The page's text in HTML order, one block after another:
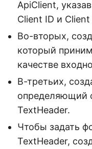
ApiClient,
Client ID и
Во-вторых,
который
качестве
В-третьих,
определяющий
TextHeader.
Чтобы задать
TextHeader,